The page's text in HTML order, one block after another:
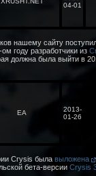
04-01
нашему сайту
году разработчики из
должна была выйти в
EA
2013-
01-26
Crysis была выложена
бета-версии Crysis